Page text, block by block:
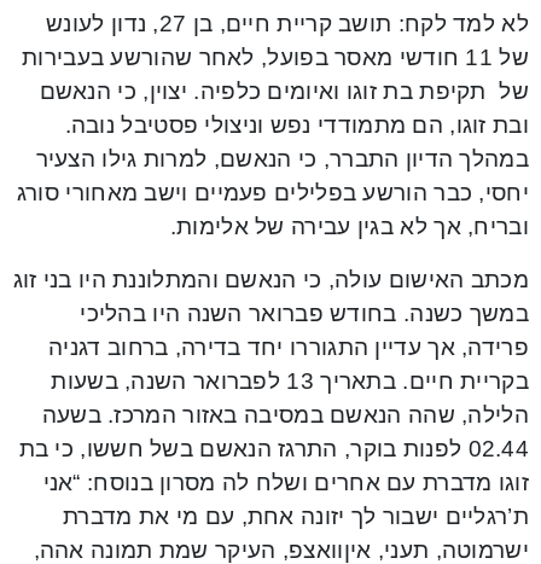
לא למד לקח: תושב קריית חיים, בן 27, נדון לעונש
של 11 חודשי מאסר בפועל, לאחר שהורשע בעבירות
של תקיפת בת זוגו ואיומים כלפיה. יצוין, כי הנאשם
ובת זוגו, הם מתמודדי נפש וניצולי פסטיבל נובה.
במהלך הדיון התברר, כי הנאשם, למרות גילו הצעיר
יחסי, כבר הורשע בפלילים פעמיים וישב מאחורי סורג
ובריח, אך לא בגין עבירה של אלימות.
מכתב האישום עולה, כי הנאשם והמתלוננת היו בני זוג
במשך כשנה. בחודש פברואר השנה היו בהליכי
פרידה, אך עדיין התגוררו יחד בדירה, ברחוב דגניה
בקריית חיים. בתאריך 13 לפברואר השנה, בשעות
הלילה, שהה הנאשם במסיבה באזור המרכז. בשעה
02.44 לפנות בוקר, התרגז הנאשם בשל חששו, כי בת
זוגו מדברת עם אחרים ושלח לה מסרון בנוסח: “אני
ת’רגליים ישבור לך יזונה אחת, עם מי את מדברת
ישרמוטה, תעני, איןוואצפ, העיקר שמת תמונה אהה,